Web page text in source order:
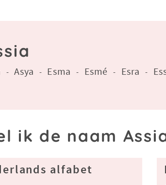
-Asya - Esma - Esmé - Esra -
ik de naam
alfabet